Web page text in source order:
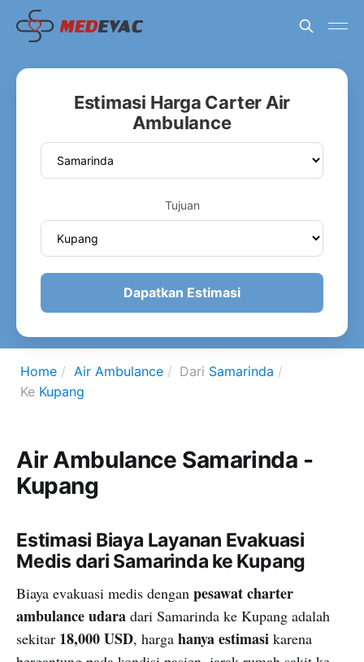
Estimasi Harga Carter Air
Ambulance
Tujuan
Dapatkan Estimasi
Home Air Ambulance Dari Samarinda
Ke Kupang
Air Ambulance Samarinda -
Kupang
Estimasi Biaya Layanan Evakuasi
Medis dari Samarinda ke Kupang
Biaya evakuasi medis dengan pesawat charter
ambulance udara dari Samarinda ke Kupang adalah
sekitar 18,000 USD, harga hanya estimasi karena